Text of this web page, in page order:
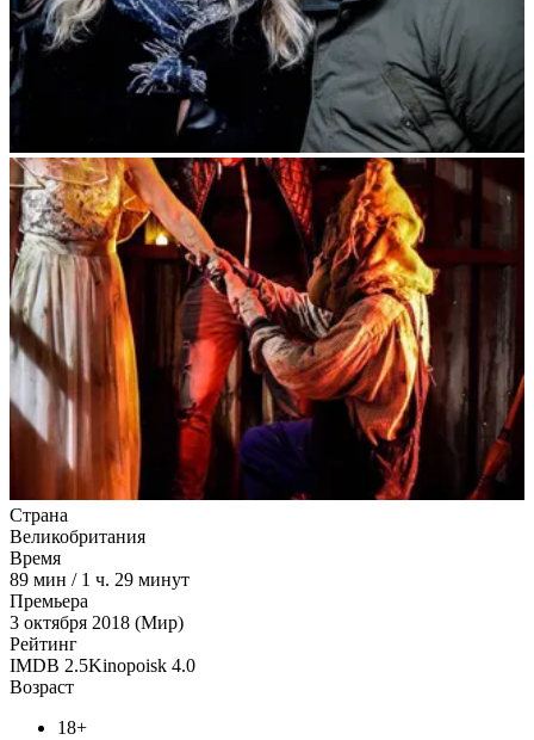
Страна
Великобритания
Время
89 мин / 1 ч. 29 минут
Премьера
3 октября 2018 (Мир)
Рейтинг
IMDB 2.5Kinopoisk 4.0
Возраст
18+